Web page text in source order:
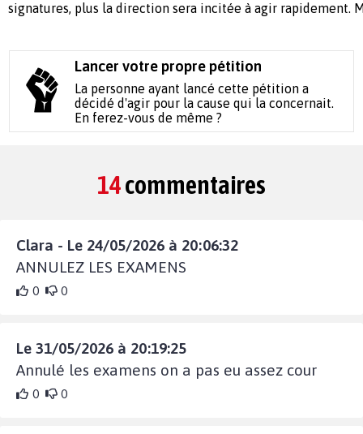
signatures, plus la direction sera incitée à agir rapidement.
Lancer votre propre pétition
La personne ayant lancé cette pétition a
décidé d'agir pour la cause qui la concernait.
En ferez-vous de même ?
14commentaires
Clara - Le 24/05/2026 à 20:06:32
ANNULEZ LES EXAMENS
0 0
Le 31/05/2026 à 20:19:25
Annulé les examens on a pas eu assez cour
0 0